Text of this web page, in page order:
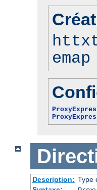
emap
Description: Type